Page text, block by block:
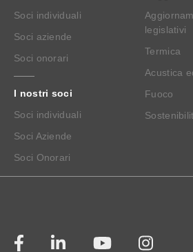
Soci individuali
Soci aziende
Soci onorari
I nostri soci
Soci individuali
Soci Aziende
Soci Onorari
legislativi
Termica
Acustica
Fuoco